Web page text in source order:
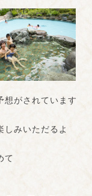
想がされています
しみいただるよ
て